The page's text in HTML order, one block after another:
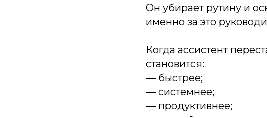
Он убирает рутину и
именно за это
Когда ассистент
становится:
— быстрее;
— системнее;
— продуктивнее;